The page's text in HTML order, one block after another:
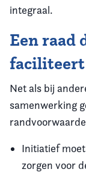
integraal.
Een raad
faciliteert
Net als bij
samenwerking
Initiatief
zorgen voor